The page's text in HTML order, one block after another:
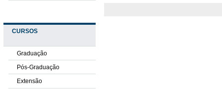
CURSOS
Graduação
Pós-Graduação
Extensão